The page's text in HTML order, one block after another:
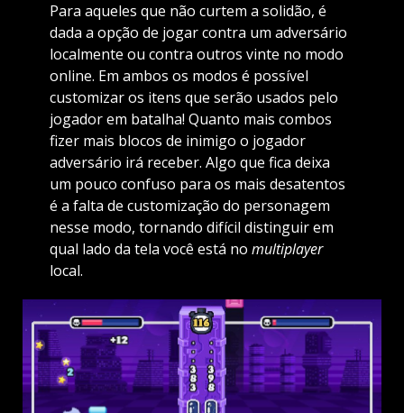
Para aqueles que não curtem a solidão, é
dada a opção de jogar contra um adversário
localmente ou contra outros vinte no modo
online. Em ambos os modos é possível
customizar os itens que serão usados pelo
jogador em batalha! Quanto mais combos
fizer mais blocos de inimigo o jogador
adversário irá receber. Algo que fica deixa
um pouco confuso para os mais desatentos
é a falta de customização do personagem
nesse modo, tornando difícil distinguir em
qual lado da tela você está no multiplayer
local.